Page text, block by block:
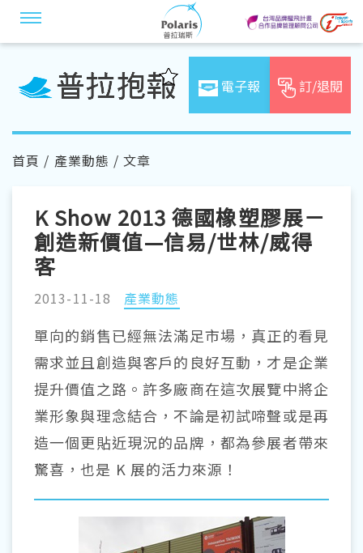
電子報 訂/退閱
首頁 / 產業動態 / 文章
K Show 2013 德國橡塑膠展－
創造新價值—信易/世林/威得
客
2013-11-18 產業動態
單向的銷售已經無法滿足市場，真正的看見
需求並且創造與客戶的良好互動，才是企業
提升價值之路。許多廠商在這次展覽中將企
業形象與理念結合，不論是初試啼聲或是再
造一個更貼近現況的品牌，都為參展者帶來
驚喜，也是 K 展的活力來源！